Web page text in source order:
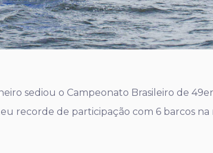
sediou o Campeonato Brasileiro de
recorde de participação com 6 barcos